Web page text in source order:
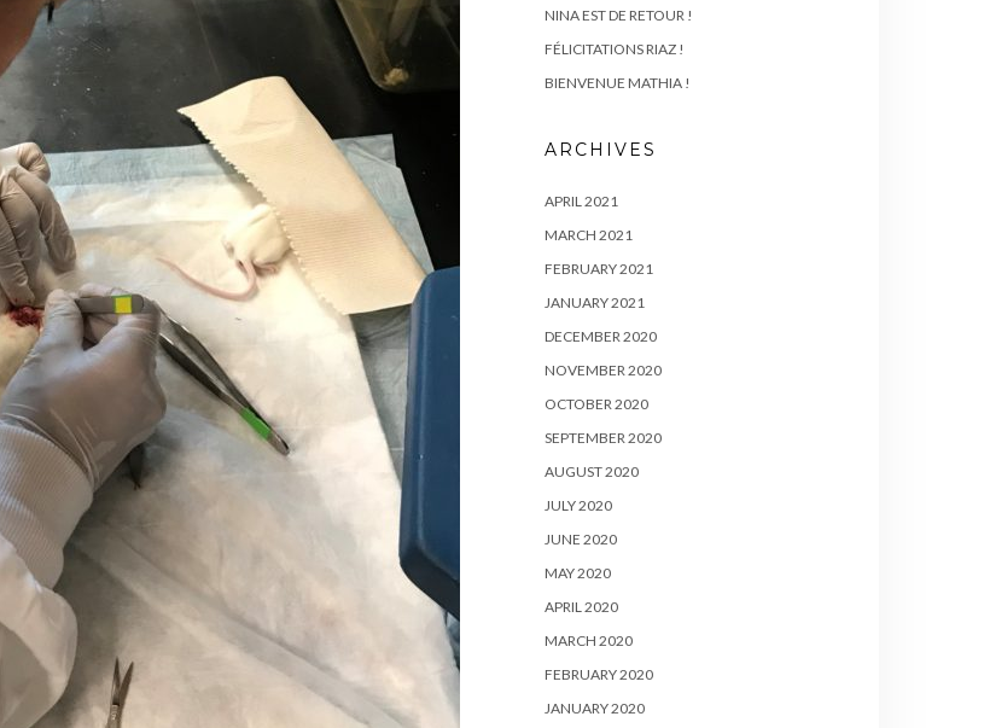
NINA EST DE RETOUR !
FÉLICITATIONS RIAZ !
BIENVENUE MATHIA !
ARCHIVES
APRIL 2021
MARCH 2021
FEBRUARY 2021
JANUARY 2021
DECEMBER 2020
NOVEMBER 2020
OCTOBER 2020
SEPTEMBER 2020
AUGUST 2020
JULY 2020
JUNE 2020
MAY 2020
APRIL 2020
MARCH 2020
FEBRUARY 2020
JANUARY 2020